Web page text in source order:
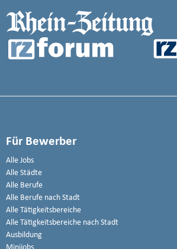
Für Bewerber
Alle Jobs
Alle Städte
Alle Berufe
Alle Berufe nach Stadt
Alle Tätigkeitsbereiche
Alle Tätigkeitsbereiche nach Stadt
Ausbildung